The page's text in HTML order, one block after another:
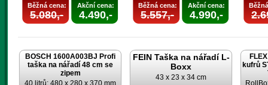
Běžná cena:
5.080,-
Akční cena:
4.490,-
Běžná cena:
5.557,-
Akční cena:
4.990,-
BOSCH 1600A003BJ Profi
taška na nářadí 48 cm se
zipem
40 litrů; 480 x 280 x 370 mm
FEIN Taška na nářadí L-
Boxx
43 x 23 x 34 cm
kufrů